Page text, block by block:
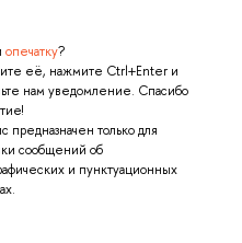
опечатку?
её, нажмите Ctrl+Enter и
нам уведомление. Спасибо
предназначен только для
сообщений об
и пунктуационных